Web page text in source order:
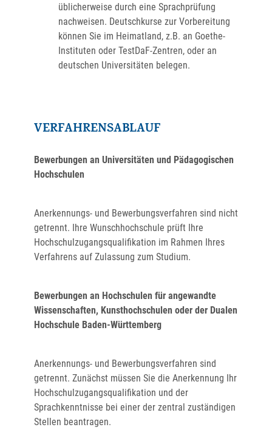
üblicherweise durch eine Sprachprüfung
nachweisen. Deutschkurse zur Vorbereitung
können Sie im Heimatland, z.B. an Goethe-
Instituten oder TestDaF-Zentren, oder an
deutschen Universitäten belegen.
VERFAHRENSABLAUF
Bewerbungen an Universitäten und Pädagogischen
Hochschulen
Anerkennungs- und Bewerbungsverfahren sind nicht
getrennt. Ihre Wunschhochschule prüft Ihre
Hochschulzugangsqualifikation im Rahmen Ihres
Verfahrens auf Zulassung zum Studium.
Bewerbungen an Hochschulen für angewandte
Wissenschaften, Kunsthochschulen oder der Dualen
Hochschule Baden-Württemberg
Anerkennungs- und Bewerbungsverfahren sind
getrennt. Zunächst müssen Sie die Anerkennung Ihr
Hochschulzugangsqualifikation und der
Sprachkenntnisse bei einer der zentral zuständigen
Stellen beantragen.